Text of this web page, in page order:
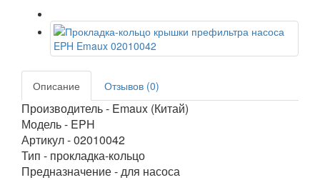
Описание Отзывов (0)
Производитель - Emaux (Китай)
Модель - EPH
Артикул - 02010042
Тип - прокладка-кольцо
Предназначение - для насоса